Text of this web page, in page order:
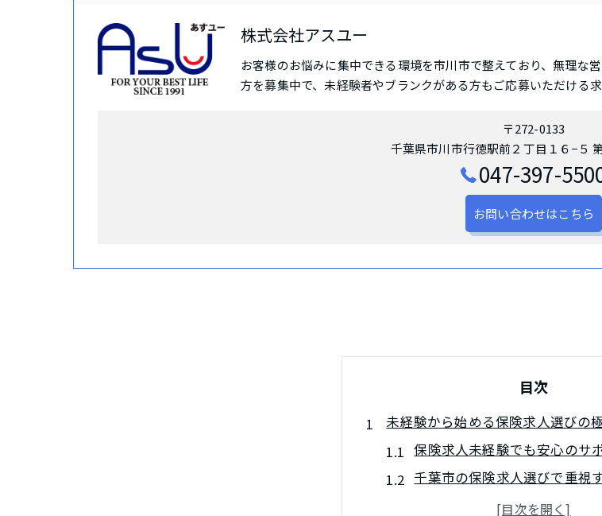
株式会社アスユー
お客様のお悩みに集中できる環境を市川市で整えており、無理な
方を募集中で、未経験者やブランクがある方もご応募いただける求
〒272-0133
千葉県市川市行徳駅前２丁目１６−５
047-397-
お問い合わせはこちら
目次
未経験から始める保険求人選びの
保険求人未経験でも安心のサ
千葉市の保険求人選びで重視
未経験歓迎の保険求人が注目